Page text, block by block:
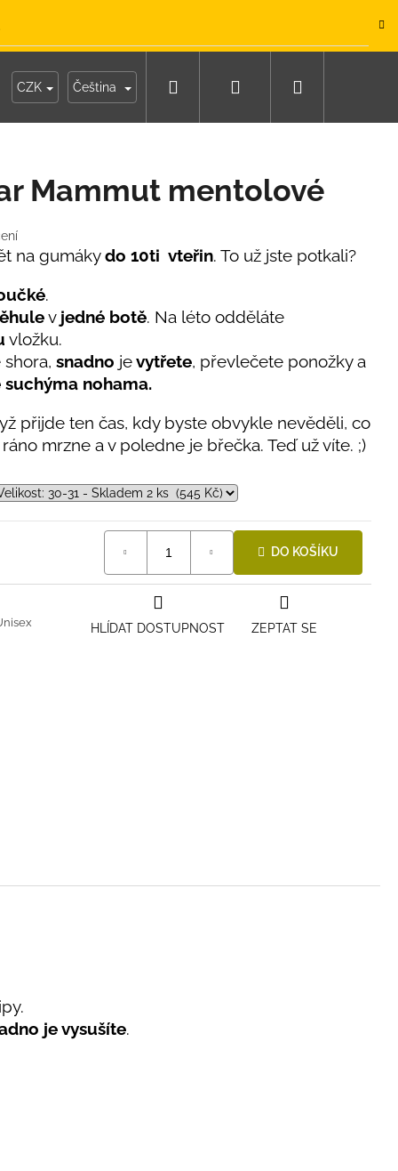
Moje objednávka
CZK Čeština Hledat Přihlášení
Mammut mentolové
na gumákydo 10ti vteřin. To už jste potkali?
.
v jedné botě. Na léto odděláte
vložku.
snadno jevytřete, převlečete ponožky a
suchýma nohama.
přijde ten čas, kdy byste obvykle nevěděli, co
mrzne a v poledne je břečka. Teď už víte. ;)
DO KOŠÍKU
ZEPTAT SE
HLÍDAT DOSTUPNOST
je vysušíte.
NÁMOŘNICKÉ